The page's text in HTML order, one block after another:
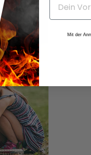
Mit der